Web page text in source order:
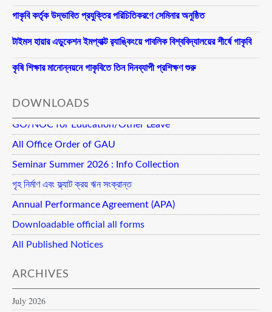
গাকৃবি কর্তৃক উদ্ভাবিত প্রযুক্তির পরিচিতিকরণে সেমিনার অনুষ্ঠিত
টাইমস হায়ার এডুকেশন ইমপ্যাক্ট র‍্যাঙ্কিংয়ে পাবলিক বিশ্ববিদ্যালয়ের শীর্ষে গাকৃবি
কৃষি শিক্ষার মানোন্নয়নে গাকৃবিতে তিন দিনব্যাপী প্রশিক্ষণ শুরু
DOWNLOADS
GO/NOC for Education/Other Leave
All Office Order of GAU
Seminar Summer 2026 : Info Collection
গৃহ নির্মাণ এবং ফ্ল্যাট ক্রয় ঋন সংক্রান্ত
Annual Performance Agreement (APA)
Downloadable official all forms
All Published Notices
ARCHIVES
July 2026